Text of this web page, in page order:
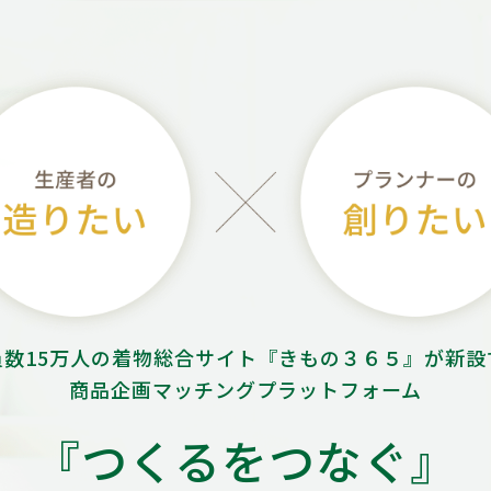
15万人の着物総合サイト 『きもの３６５』が新
商品企画マッチングプラットフォーム
『つくるをつなぐ』